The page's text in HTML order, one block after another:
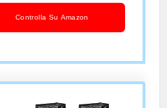
Controlla Su Amazon